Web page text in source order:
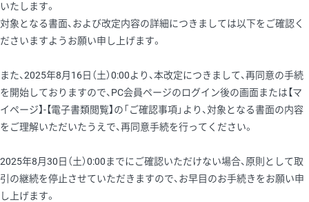
いたします。
対象となる書面、および改定内容の詳細につきましては以下をご確認く
ださいますようお願い申し上げます。
また、2025年8月16日（土）0:00より、本改定につきまして、再同意の手続
を開始しておりますので、PC会員ページのログイン後の画面または【マ
イページ】-【電子書類閲覧】の「ご確認事項」より、対象となる書面の内容
をご理解いただいたうえで、再同意手続を行ってください。
2025年8月30日（土）0:00までにご確認いただけない場合、原則として取
引の継続を停止させていただきますので、お早目のお手続きをお願い申
し上げます。